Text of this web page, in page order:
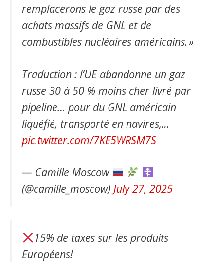
remplacerons le gaz russe par des
achats massifs de GNL et de
combustibles nucléaires américains. »
Traduction : l’UE abandonne un gaz
russe 30 à 50 % moins cher livré par
pipeline… pour du GNL américain
liquéfié, transporté en navires,…
pic.twitter.com/7KE5WRSM7S
— Camille Moscow
(@camille_moscow) July 27, 2025
15% de taxes sur les produits
Européens!